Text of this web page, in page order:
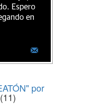
Espero
en
por
(11)